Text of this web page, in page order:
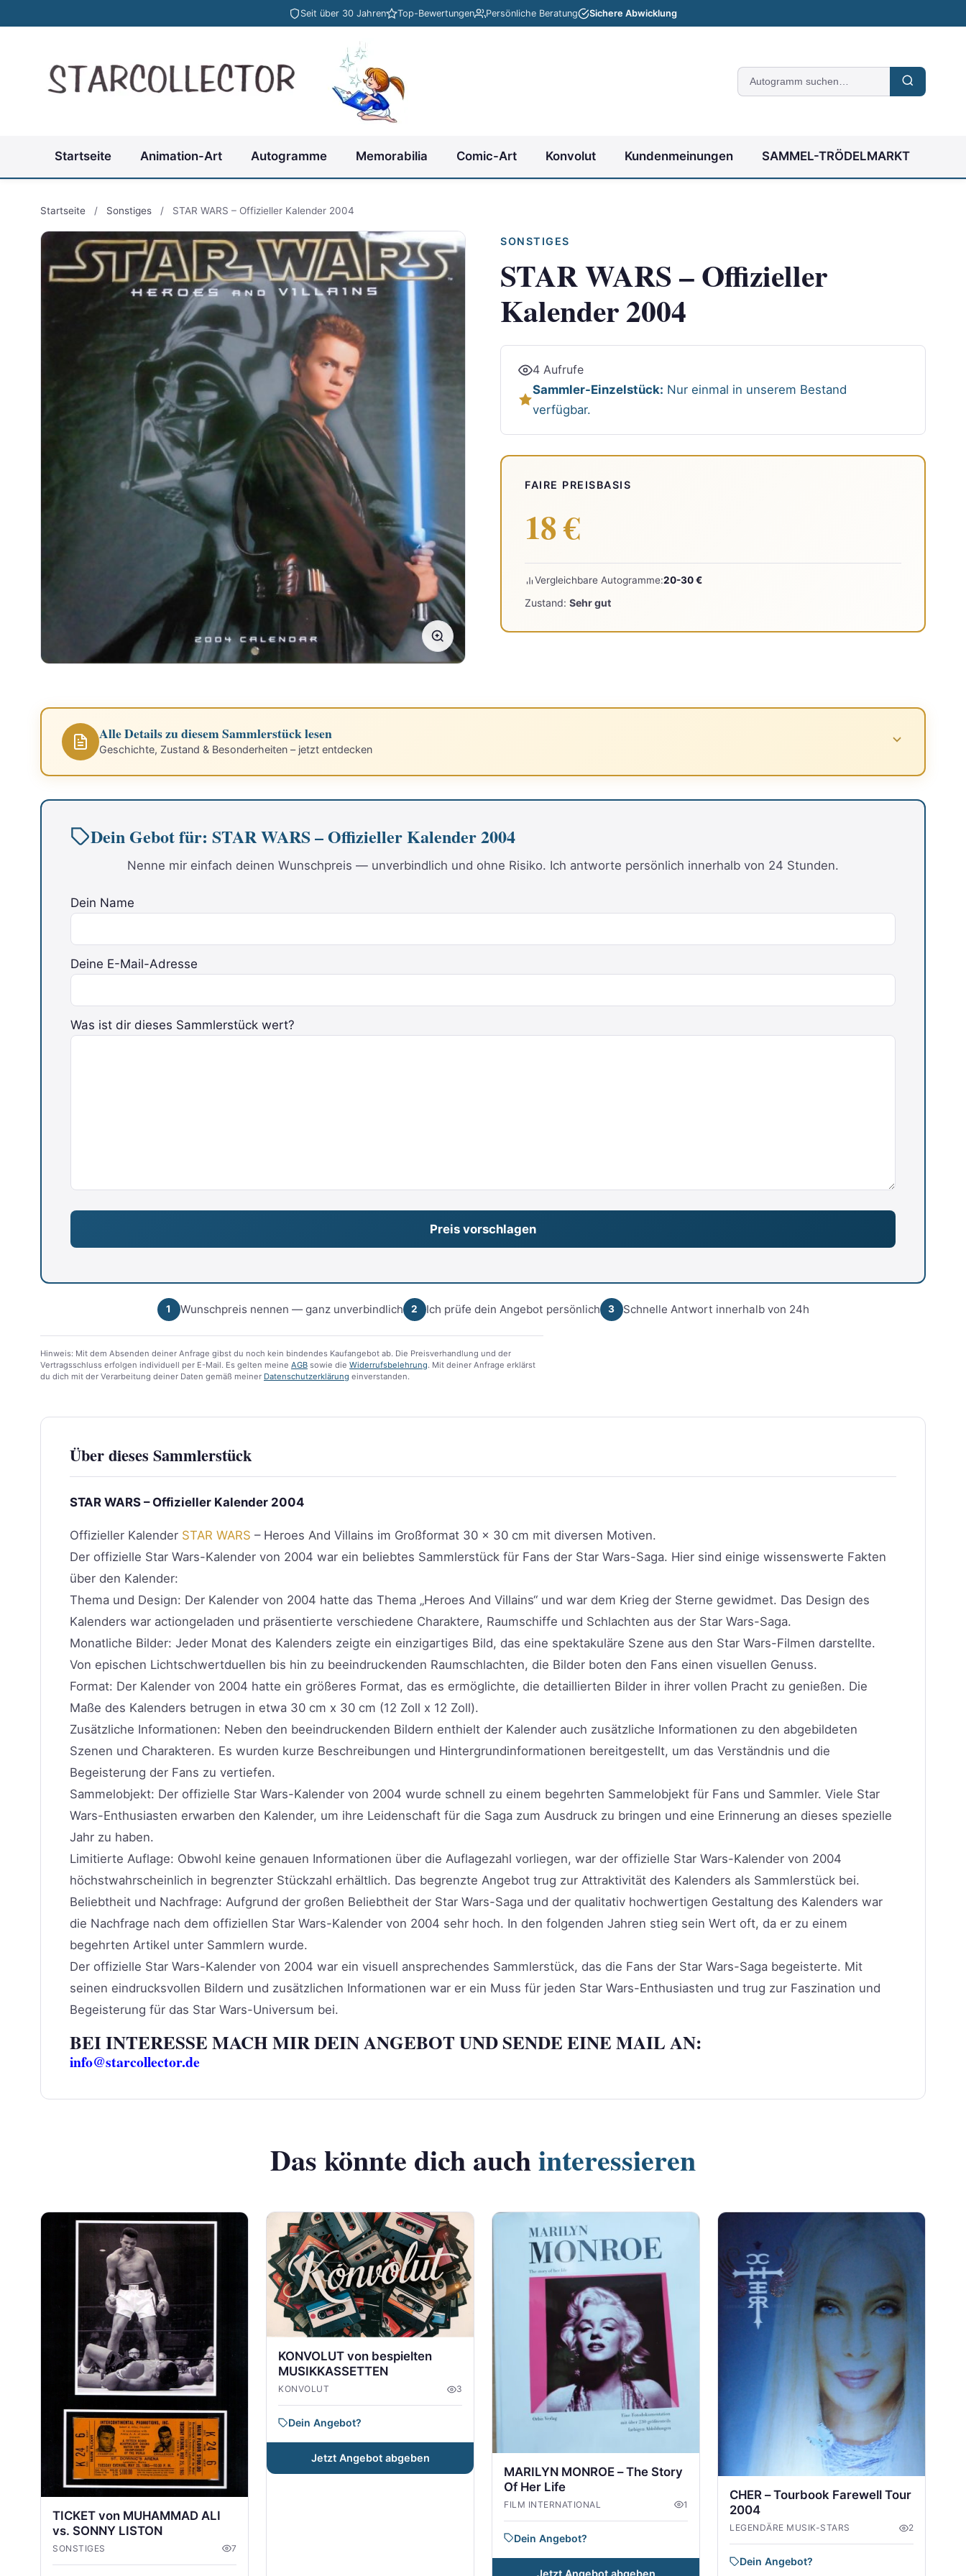
Seit über 30 Jahren Top-Bewertungen Persönliche Beratung Sichere Abwicklung
Suche
nach
Startseite Animation-Art Autogramme Memorabilia Comic-Art Konvolut Kundenmeinungen SAMMEL-TRÖDELMARKT
Startseite / Sonstiges / STAR WARS – Offizieller Kalender 2004
SONSTIGES
STAR WARS – Offizieller
Kalender 2004
4 Aufrufe
Sammler-Einzelstück: Nur einmal in unserem Bestand
verfügbar.
FAIRE PREISBASIS
18 €
Vergleichbare Autogramme:20-30 €
Zustand: Sehr gut
Alle Details zu diesem Sammlerstück lesen
Geschichte, Zustand & Besonderheiten – jetzt entdecken
Dein Gebot für: STAR WARS – Offizieller Kalender 2004
Nenne mir einfach deinen Wunschpreis — unverbindlich und ohne Risiko. Ich antworte persönlich innerhalb von 24 Stunden.
Dein Name
Deine E-Mail-Adresse
Bitte lasse dieses Feld leer.
Was ist dir dieses Sammlerstück wert?
1 Wunschpreis nennen — ganz unverbindlich 2 Ich prüfe dein Angebot persönlich 3 Schnelle Antwort innerhalb von 24h
Hinweis: Mit dem Absenden deiner Anfrage gibst du noch kein bindendes Kaufangebot ab. Die Preisverhandlung und der
Vertragsschluss erfolgen individuell per E-Mail. Es gelten meine AGB sowie die Widerrufsbelehrung. Mit deiner Anfrage erklärst
du dich mit der Verarbeitung deiner Daten gemäß meiner Datenschutzerklärung einverstanden.
Über dieses Sammlerstück
STAR WARS – Offizieller Kalender 2004
Offizieller Kalender STAR WARS – Heroes And Villains im Großformat 30 x 30 cm mit diversen Motiven.
Der offizielle Star Wars-Kalender von 2004 war ein beliebtes Sammlerstück für Fans der Star Wars-Saga. Hier sind einige wissenswerte Fakten
über den Kalender:
Thema und Design: Der Kalender von 2004 hatte das Thema „Heroes And Villains“ und war dem Krieg der Sterne gewidmet. Das Design des
Kalenders war actiongeladen und präsentierte verschiedene Charaktere, Raumschiffe und Schlachten aus der Star Wars-Saga.
Monatliche Bilder: Jeder Monat des Kalenders zeigte ein einzigartiges Bild, das eine spektakuläre Szene aus den Star Wars-Filmen darstellte.
Von epischen Lichtschwertduellen bis hin zu beeindruckenden Raumschlachten, die Bilder boten den Fans einen visuellen Genuss.
Format: Der Kalender von 2004 hatte ein größeres Format, das es ermöglichte, die detaillierten Bilder in ihrer vollen Pracht zu genießen. Die
Maße des Kalenders betrugen in etwa 30 cm x 30 cm (12 Zoll x 12 Zoll).
Zusätzliche Informationen: Neben den beeindruckenden Bildern enthielt der Kalender auch zusätzliche Informationen zu den abgebildeten
Szenen und Charakteren. Es wurden kurze Beschreibungen und Hintergrundinformationen bereitgestellt, um das Verständnis und die
Begeisterung der Fans zu vertiefen.
Sammelobjekt: Der offizielle Star Wars-Kalender von 2004 wurde schnell zu einem begehrten Sammelobjekt für Fans und Sammler. Viele Star
Wars-Enthusiasten erwarben den Kalender, um ihre Leidenschaft für die Saga zum Ausdruck zu bringen und eine Erinnerung an dieses spezielle
Jahr zu haben.
Limitierte Auflage: Obwohl keine genauen Informationen über die Auflagezahl vorliegen, war der offizielle Star Wars-Kalender von 2004
höchstwahrscheinlich in begrenzter Stückzahl erhältlich. Das begrenzte Angebot trug zur Attraktivität des Kalenders als Sammlerstück bei.
Beliebtheit und Nachfrage: Aufgrund der großen Beliebtheit der Star Wars-Saga und der qualitativ hochwertigen Gestaltung des Kalenders war
die Nachfrage nach dem offiziellen Star Wars-Kalender von 2004 sehr hoch. In den folgenden Jahren stieg sein Wert oft, da er zu einem
begehrten Artikel unter Sammlern wurde.
Der offizielle Star Wars-Kalender von 2004 war ein visuell ansprechendes Sammlerstück, das die Fans der Star Wars-Saga begeisterte. Mit
seinen eindrucksvollen Bildern und zusätzlichen Informationen war er ein Muss für jeden Star Wars-Enthusiasten und trug zur Faszination und
Begeisterung für das Star Wars-Universum bei.
BEI INTERESSE MACH MIR DEIN ANGEBOT UND SENDE EINE MAIL AN:
info@starcollector.de
Das könnte dich auchinteressieren
TICKET von MUHAMMAD ALI
vs. SONNY LISTON
SONSTIGES 7
KONVOLUT von bespielten
MUSIKKASSETTEN
KONVOLUT 3
Dein Angebot?
Jetzt Angebot abgeben
MARILYN MONROE – The Story
Of Her Life
FILM INTERNATIONAL 1
Dein Angebot?
Jetzt Angebot abgeben
CHER – Tourbook Farewell Tour
2004
LEGENDÄRE MUSIK-STARS 2
Dein Angebot?